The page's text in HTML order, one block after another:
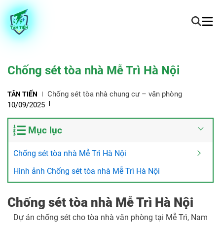
Chống sét tòa nhà Mễ Trì Hà Nội
TÂN TIẾN
Chống sét tòa nhà chung cư – văn phòng
10/09/2025
Mục lục
Chống sét tòa nhà Mễ Trì Hà Nội
Hình ảnh Chống sét tòa nhà Mễ Trì Hà Nội
Chống sét tòa nhà Mễ Trì Hà Nội
Dự án chống sét cho tòa nhà văn phòng tại Mễ Trì, Nam